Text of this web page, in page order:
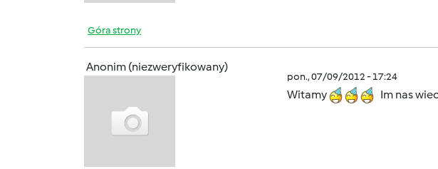
Góra strony
Anonim (niezweryfikowany)
pon., 07/09/2012 - 17:24
Witamy
Im nas